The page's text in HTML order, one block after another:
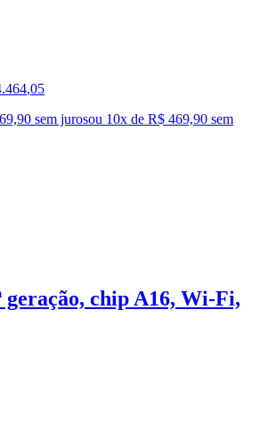
,05
sem jurosou 10x de R$ 469,90 sem
geração, chip A16, Wi-Fi,